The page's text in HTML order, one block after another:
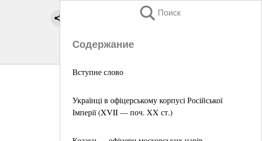
Поиск
Содержание
Вступне слово
Українці в офіцерському корпусі Російської
Імперії (XVII — поч. XX ст.)